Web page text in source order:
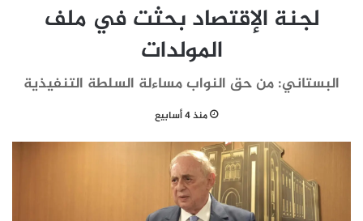
لجنة الإقتصاد بحثت في ملف
المولدات
البستاني: من حق النواب مساءلة السلطة التنفيذية
منذ 4 أسابيع